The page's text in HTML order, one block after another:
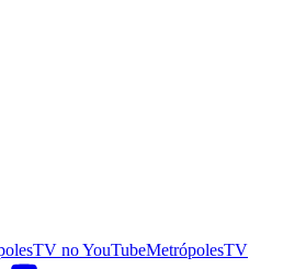
noYouTubeMetrópolesTV